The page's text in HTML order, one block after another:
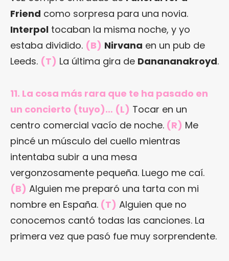
Friend como sorpresa para una novia.
Interpol tocaban la misma noche, y yo
estaba dividido. (B) Nirvana en un pub de
Leeds. (T) La última gira de Danananakroyd.
11. La cosa más rara que te ha pasado en
un concierto (tuyo)… (L) Tocar en un
centro comercial vacío de noche. (R) Me
pincé un músculo del cuello mientras
intentaba subir a una mesa
vergonzosamente pequeña. Luego me caí.
(B) Alguien me preparó una tarta con mi
nombre en España. (T) Alguien que no
conocemos cantó todas las canciones. La
primera vez que pasó fue muy sorprendente.